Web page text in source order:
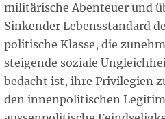
militärische Abenteuer und
Sinkender Lebensstandard
politische Klasse, die
steigende soziale
bedacht ist, ihre Privilegien
den innenpolitischen